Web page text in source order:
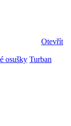
Otevřít
osušky Turban